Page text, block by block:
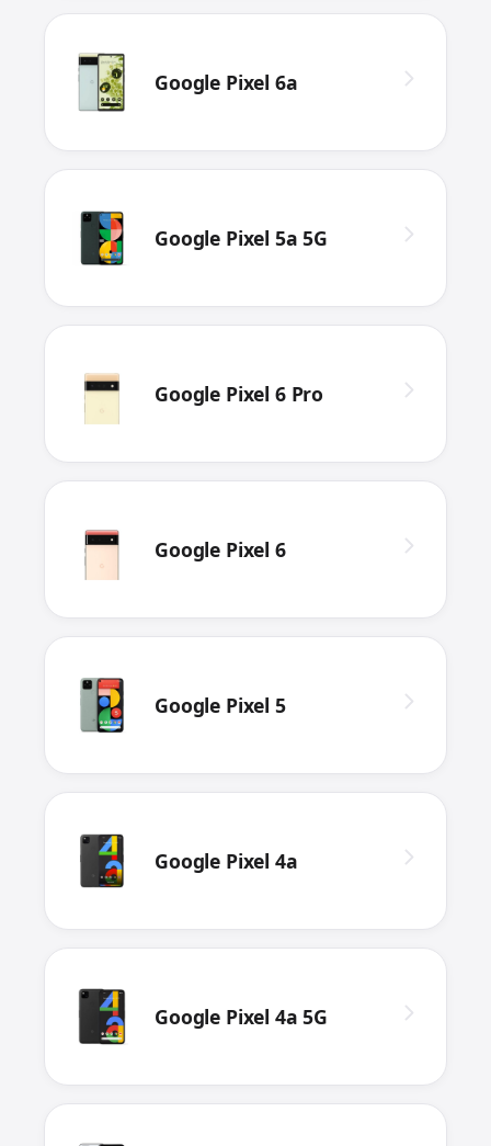
Google Pixel 6a
Google Pixel 5a 5G
Google Pixel 6 Pro
Google Pixel 6
Google Pixel 5
Google Pixel 4a
Google Pixel 4a 5G